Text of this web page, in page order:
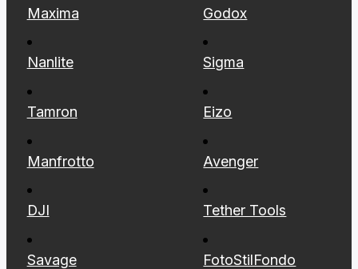
Maxima Godox
Nanlite Sigma
Tamron Eizo
Manfrotto Avenger
DJI Tether Tools
Savage FotoStilFondo